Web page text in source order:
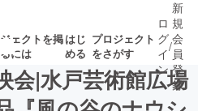
ェクトを掲
には
はじ
める
プロジェクト
をさがす
ロ
グ
イ
ン
/
新
規
会
員
登
録
会|水戸芸術館広場